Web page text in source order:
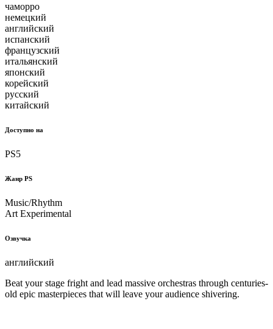
чаморро
немецкий
английский
испанский
французский
итальянский
японский
корейский
русский
китайский
Доступно на
PS5
Жанр PS
Music/Rhythm
Art Experimental
Озвучка
английский
Beat your stage fright and lead massive orchestras through centuries-
old epic masterpieces that will leave your audience shivering.